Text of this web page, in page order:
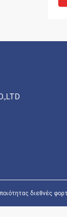
διεθνές